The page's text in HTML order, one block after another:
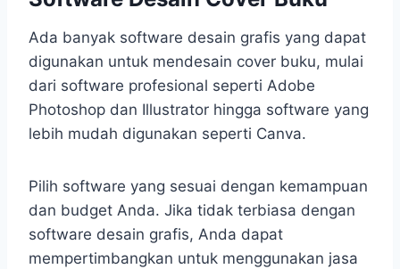
Ada banyak software desain grafis yang dapat
digunakan untuk mendesain cover buku, mulai
dari software profesional seperti Adobe
Photoshop dan Illustrator hingga software yang
lebih mudah digunakan seperti Canva.
Pilih software yang sesuai dengan kemampuan
dan budget Anda. Jika tidak terbiasa dengan
software desain grafis, Anda dapat
mempertimbangkan untuk menggunakan jasa